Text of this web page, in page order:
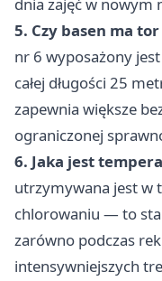
dnia zajęć w nowym
5. Czy basen ma
nr 6 wyposażony
całej długości 25
zapewnia większe
ograniczonej
6. Jaka jest
utrzymywana jest w
chlorowaniu — to
zarówno podczas
intensywniejszych